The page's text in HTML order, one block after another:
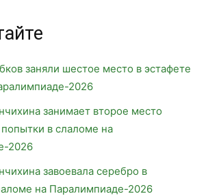
заняли шестое место в эстафете
2026
занимает второе место
в слаломе на
2026
завоевала серебро в
на Паралимпиаде-2026